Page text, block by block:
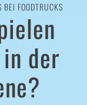
FOODTRUCKS
der